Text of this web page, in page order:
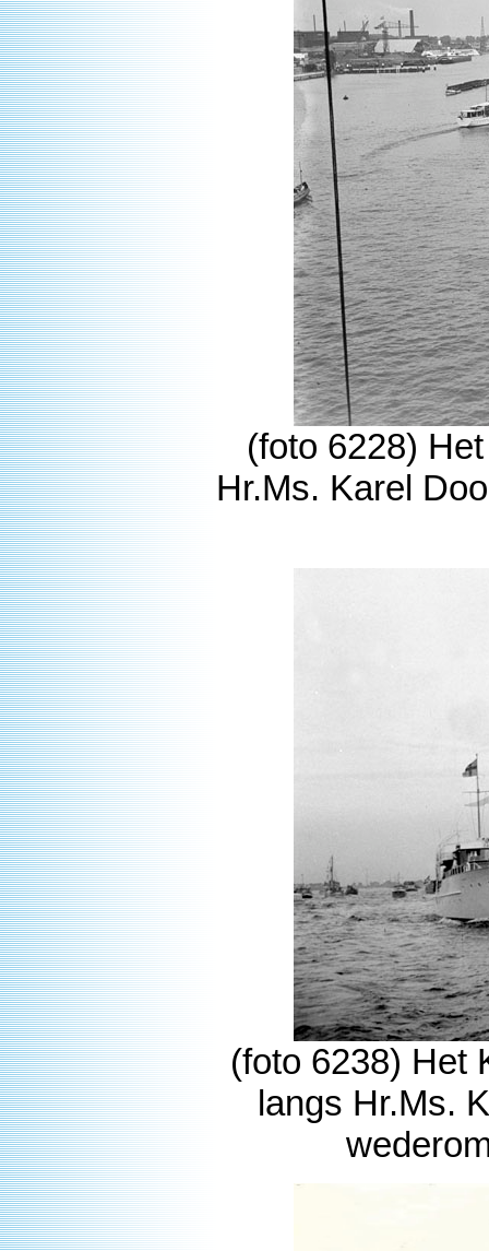
(foto 6228)
Hr.Ms. Karel
(foto 6238) Het
langs Hr.Ms.